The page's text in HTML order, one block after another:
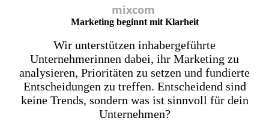
mixcom
Marketing beginnt mit Klarheit
Wir unterstützen inhabergeführte
Unternehmerinnen dabei, ihr Marketing zu
analysieren, Prioritäten zu setzen und fundierte
Entscheidungen zu treffen. Entscheidend sind
keine Trends, sondern was ist sinnvoll für dein
Unternehmen?